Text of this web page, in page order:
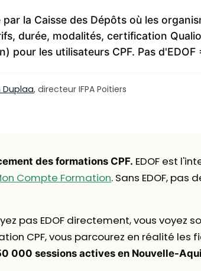
la Caisse des Dépôts où les
durée, modalités, certification
pour les utilisateurs CPF. Pas d'EDOF
Duplaa, directeur IFPA Poitiers
des formations CPF. EDOF est
Compte Formation. Sans EDOF,
pas EDOF directement, vous voyez
CPF, vous parcourez en réalité les
000 sessions actives en Nouvelle-